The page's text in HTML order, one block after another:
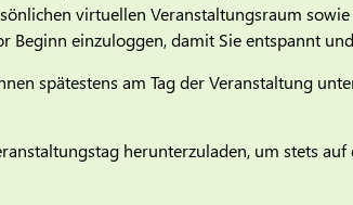
virtuellen Veranstaltungsraum
Beginn einzuloggen, damit Sie entspannt
spätestens am Tag der Veranstaltung
herunterzuladen, um stets